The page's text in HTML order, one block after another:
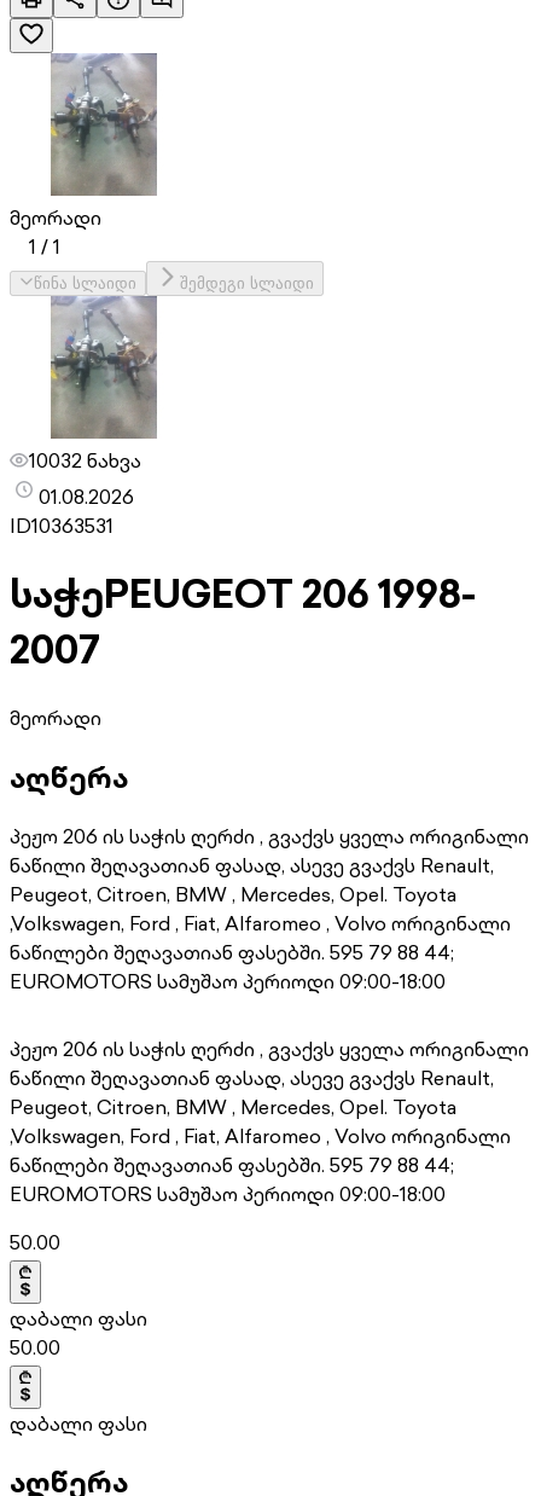
მეორადი
1 /1
წინა სლაიდი შემდეგი სლაიდი
10032 ნახვა
01.08.2026
ID10363531
საჭეPEUGEOT 206 1998-
2007
მეორადი
აღწერა
პეჟო 206 ის საჭის ღერძი , გვაქვს ყველა ორიგინალი
ნაწილი შეღავათიან ფასად, ასევე გვაქვს Renault,
Peugeot, Citroen, BMW , Mercedes, Opel. Toyota
,Volkswagen, Ford , Fiat, Alfaromeo , Volvo ორიგინალი
ნაწილები შეღავათიან ფასებში. 595 79 88 44;
EUROMOTORS სამუშაო პერიოდი 09:00-18:00
პეჟო 206 ის საჭის ღერძი , გვაქვს ყველა ორიგინალი
ნაწილი შეღავათიან ფასად, ასევე გვაქვს Renault,
Peugeot, Citroen, BMW , Mercedes, Opel. Toyota
,Volkswagen, Ford , Fiat, Alfaromeo , Volvo ორიგინალი
ნაწილები შეღავათიან ფასებში. 595 79 88 44;
EUROMOTORS სამუშაო პერიოდი 09:00-18:00
50.00
დაბალი ფასი
50.00
დაბალი ფასი
აღწერა